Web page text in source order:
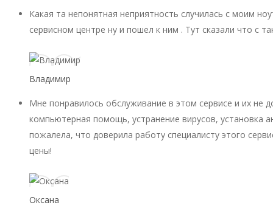
Какая та непонятная неприятность случилась с моим
сервисном центре ну и пошел к ним . Тут сказали что с
Владимир
Мне понравилось обслуживание в этом сервисе и их не
компьютерная помощь, устранение вирусов, установка
пожалела, что доверила работу специалисту этого
цены!
Оксана